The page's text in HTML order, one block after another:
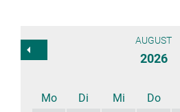
AUGUST
2026
Mo Di Mi Do